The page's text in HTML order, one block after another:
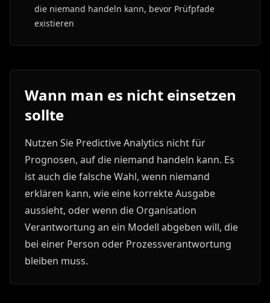
die niemand handeln kann, bevor Prüfpfade
existieren
Wann man es nicht einsetzen
sollte
Nutzen Sie Predictive Analytics nicht für
Prognosen, auf die niemand handeln kann. Es
ist auch die falsche Wahl, wenn niemand
erklären kann, wie eine korrekte Ausgabe
aussieht, oder wenn die Organisation
Verantwortung an ein Modell abgeben will, die
bei einer Person oder Prozessverantwortung
bleiben muss.